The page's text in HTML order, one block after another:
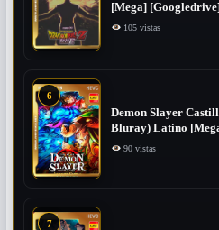
[Mega] [Googledrive]
105 vistas
6
Demon Slayer
Bluray) Latino
90 vistas
7